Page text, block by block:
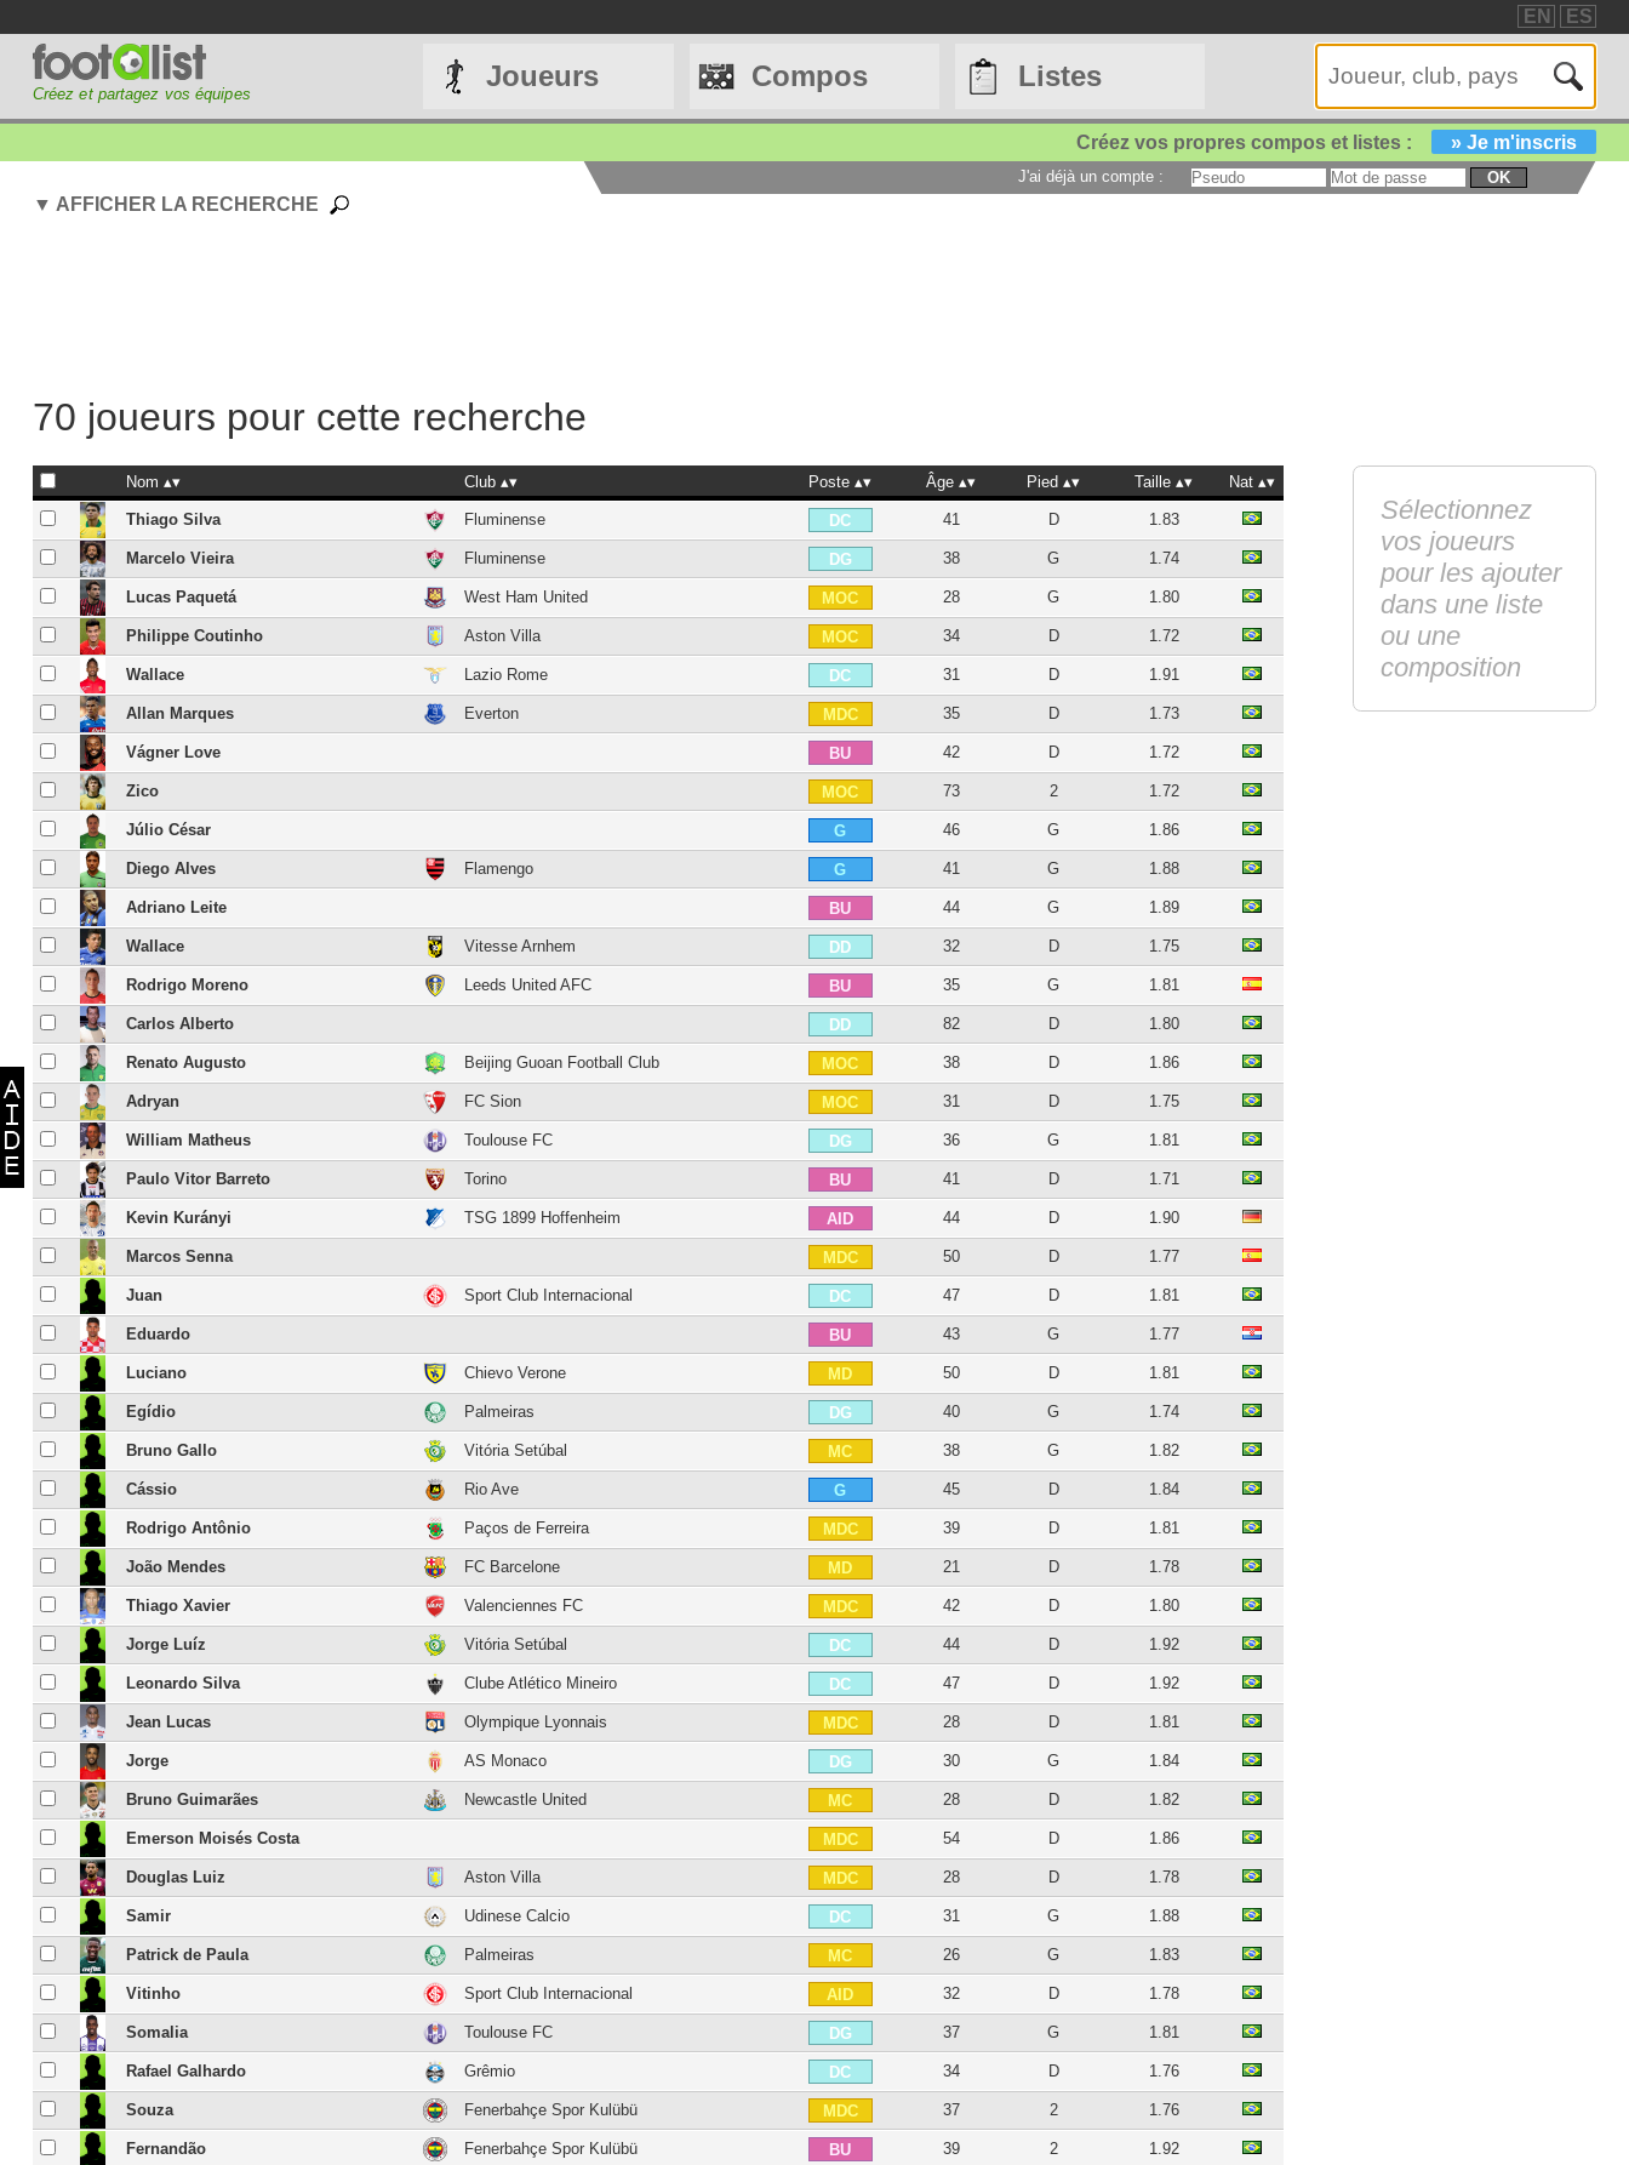
EN ES
Créez et partagez vos équipes
Joueurs Compos Listes
Créez vos propres compos et listes : » Je m'inscris
J'ai déjà un compte : OK
▼ AFFICHER LA RECHERCHE
70 joueurs pour cette recherche
Nom Club Poste Âge Pied Taille Nat
Thiago Silva Fluminense DC 41 D 1.83
Marcelo Vieira Fluminense DG 38 G 1.74
Lucas Paquetá West Ham United MOC 28 G 1.80
Philippe Coutinho Aston Villa MOC 34 D 1.72
Wallace Lazio Rome DC 31 D 1.91
Allan Marques Everton MDC 35 D 1.73
Vágner Love BU 42 D 1.72
Zico MOC 73 2 1.72
Júlio César G 46 G 1.86
Diego Alves Flamengo G 41 G 1.88
Adriano Leite BU 44 G 1.89
Wallace Vitesse Arnhem DD 32 D 1.75
Rodrigo Moreno Leeds United AFC BU 35 G 1.81
Carlos Alberto DD 82 D 1.80
Renato Augusto Beijing Guoan Football Club MOC 38 D 1.86
Adryan FC Sion MOC 31 D 1.75
William Matheus Toulouse FC DG 36 G 1.81
Paulo Vitor Barreto Torino BU 41 D 1.71
Kevin Kurányi TSG 1899 Hoffenheim AID 44 D 1.90
Marcos Senna MDC 50 D 1.77
Juan Sport Club Internacional DC 47 D 1.81
Eduardo BU 43 G 1.77
Luciano Chievo Verone MD 50 D 1.81
Egídio Palmeiras DG 40 G 1.74
Bruno Gallo Vitória Setúbal MC 38 G 1.82
Cássio Rio Ave G 45 D 1.84
Rodrigo Antônio Paços de Ferreira MDC 39 D 1.81
João Mendes FC Barcelone MD 21 D 1.78
Thiago Xavier Valenciennes FC MDC 42 D 1.80
Jorge Luíz Vitória Setúbal DC 44 D 1.92
Leonardo Silva Clube Atlético Mineiro DC 47 D 1.92
Jean Lucas Olympique Lyonnais MDC 28 D 1.81
Jorge AS Monaco DG 30 G 1.84
Bruno Guimarães Newcastle United MC 28 D 1.82
Emerson Moisés Costa MDC 54 D 1.86
Douglas Luiz Aston Villa MDC 28 D 1.78
Samir Udinese Calcio DC 31 G 1.88
Patrick de Paula Palmeiras MC 26 G 1.83
Vitinho Sport Club Internacional AID 32 D 1.78
Somalia Toulouse FC DG 37 G 1.81
Rafael Galhardo Grêmio DC 34 D 1.76
Souza Fenerbahçe Spor Kulübü MDC 37 2 1.76
Fernandão Fenerbahçe Spor Kulübü BU 39 2 1.92
Sélectionnez
vos joueurs
pour les ajouter
dans une liste
ou une
composition